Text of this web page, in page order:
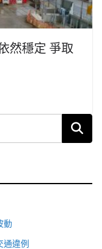
然穩定 爭取
動
通違例